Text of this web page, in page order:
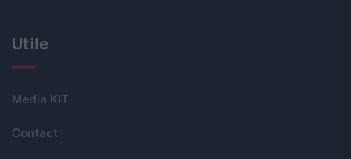
Utile
Media KIT
Contact